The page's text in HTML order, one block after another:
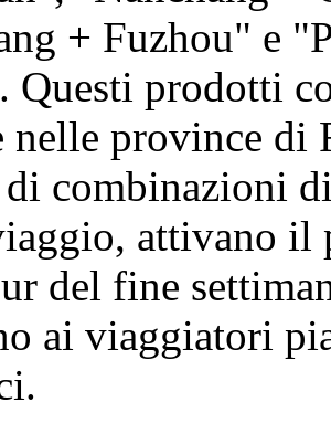
+ Fuzhou" e
Questi prodotti
nelle province di
combinazioni
attivano il
del fine
ai viaggiatori